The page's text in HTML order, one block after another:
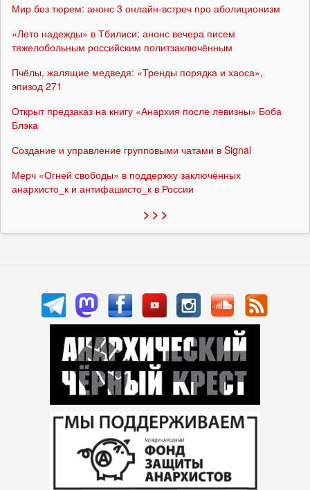
Мир без тюрем: анонс 3 онлайн-встреч про аболиционизм
«Лето надежды» в Тбилиси: анонс вечера писем
тяжелобольным российским политзаключённым
Пчёлы, жалящие медведя: «Тренды порядка и хаоса»,
эпизод 271
Открыт предзаказ на книгу «Анархия после левизны» Боба
Блэка
Создание и управление групповыми чатами в Signal
Мерч «Огней свободы» в поддержку заключённых
анархисто_к и антифашисто_к в России
> > >